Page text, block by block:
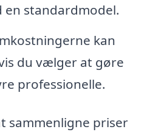
en standardmodel.
kan
du vælger at gøre
professionelle.
sammenligne priser